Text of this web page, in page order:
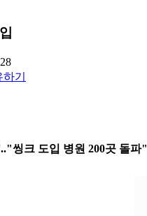
기
씽크 도입 병원 200곳 돌파"